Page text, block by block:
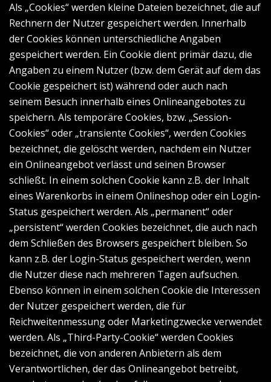
Als „Cookies“ werden kleine Dateien bezeichnet, die auf
Rechnern der Nutzer gespeichert werden. Innerhalb
der Cookies können unterschiedliche Angaben
gespeichert werden. Ein Cookie dient primär dazu, die
Angaben zu einem Nutzer (bzw. dem Gerät auf dem das
Cookie gespeichert ist) während oder auch nach
seinem Besuch innerhalb eines Onlineangebotes zu
speichern. Als temporäre Cookies, bzw. „Session-
Cookies“ oder „transiente Cookies“, werden Cookies
bezeichnet, die gelöscht werden, nachdem ein Nutzer
ein Onlineangebot verlässt und seinen Browser
schließt. In einem solchen Cookie kann z.B. der Inhalt
eines Warenkorbs in einem Onlineshop oder ein Login-
Status gespeichert werden. Als „permanent“ oder
„persistent“ werden Cookies bezeichnet, die auch nach
dem Schließen des Browsers gespeichert bleiben. So
kann z.B. der Login-Status gespeichert werden, wenn
die Nutzer diese nach mehreren Tagen aufsuchen.
Ebenso können in einem solchen Cookie die Interessen
der Nutzer gespeichert werden, die für
Reichweitenmessung oder Marketingzwecke verwendet
werden. Als „Third-Party-Cookie“ werden Cookies
bezeichnet, die von anderen Anbietern als dem
Verantwortlichen, der das Onlineangebot betreibt,